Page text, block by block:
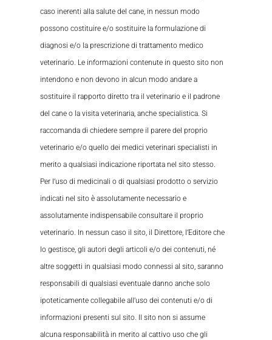
caso inerenti alla salute del cane, in nessun modo
possono costituire e/o sostituire la formulazione di
diagnosi e/o la prescrizione di trattamento medico
veterinario. Le informazioni contenute in questo sito non
intendono e non devono in alcun modo andare a
sostituire il rapporto diretto tra il veterinario e il padrone
del cane o la visita veterinaria, anche specialistica. Si
raccomanda di chiedere sempre il parere del proprio
veterinario e/o quello dei medici veterinari specialisti in
merito a qualsiasi indicazione riportata nel sito stesso.
Per l’uso di medicinali o di qualsiasi prodotto o servizio
indicati nel sito è assolutamente necessario e
assolutamente indispensabile consultare il proprio
veterinario. In nessun caso il sito, il Direttore, l’Editore che
lo gestisce, gli autori degli articoli e/o dei contenuti, né
altre soggetti in qualsiasi modo connessi al sito, saranno
responsabili di qualsiasi eventuale danno anche solo
ipoteticamente collegabile all’uso dei contenuti e/o di
informazioni presenti sul sito. Il sito non si assume
alcuna responsabilità in merito al cattivo uso che gli